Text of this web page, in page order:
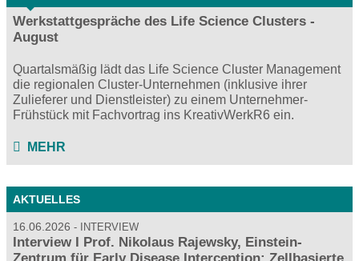
Werkstattgespräche des Life Science Clusters -
August
Quartalsmäßig lädt das Life Science Cluster Management
die regionalen Cluster-Unternehmen (inklusive ihrer
Zulieferer und Dienstleister) zu einem Unternehmer-
Frühstück mit Fachvortrag ins KreativWerkR6 ein.
MEHR
AKTUELLES
16.06.2026 INTERVIEW
Interview I Prof. Nikolaus Rajewsky, Einstein-